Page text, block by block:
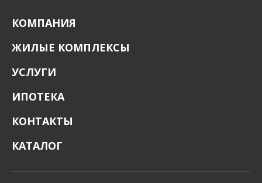
КОМПАНИЯ
ЖИЛЫЕ КОМПЛЕКСЫ
УСЛУГИ
ИПОТЕКА
КОНТАКТЫ
КАТАЛОГ